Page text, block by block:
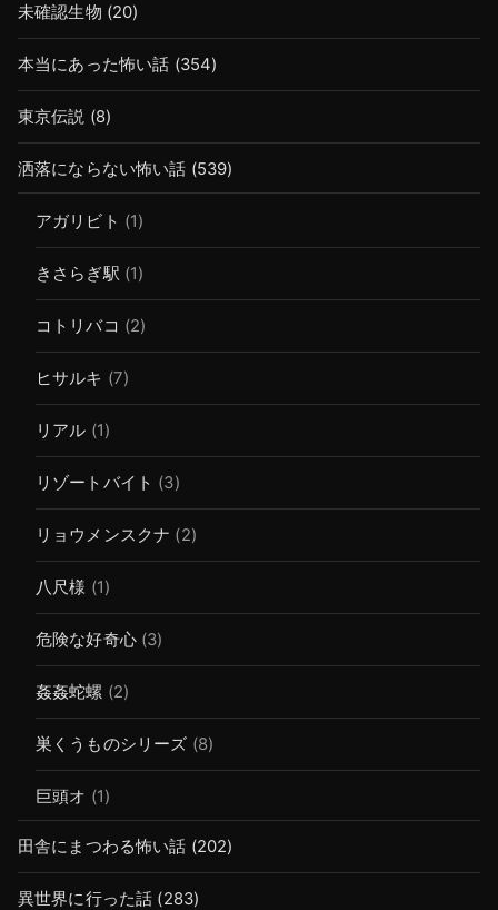
未確認生物 (20)
本当にあった怖い話 (354)
東京伝説 (8)
洒落にならない怖い話 (539)
アガリビト (1)
きさらぎ駅 (1)
コトリバコ (2)
ヒサルキ (7)
リアル (1)
リゾートバイト (3)
リョウメンスクナ (2)
八尺様 (1)
危険な好奇心(3)
姦姦蛇螺 (2)
巣くうものシリーズ (8)
巨頭オ (1)
田舎にまつわる怖い話 (202)
異世界に行った話 (283)